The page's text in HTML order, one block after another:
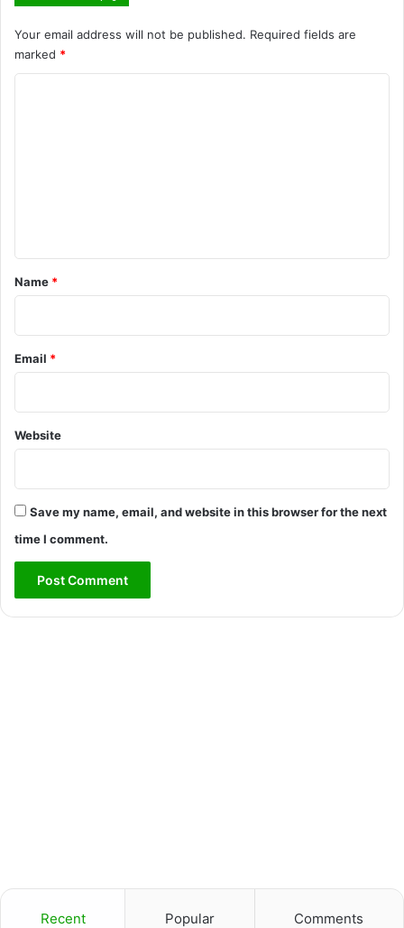
Your email address will not be published. Required fields are
marked *
*
Name *
Email *
Website
Save my name, email, and website in this browser for the next
time I comment.
Recent Popular Comments